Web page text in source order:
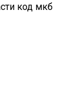
код мкб